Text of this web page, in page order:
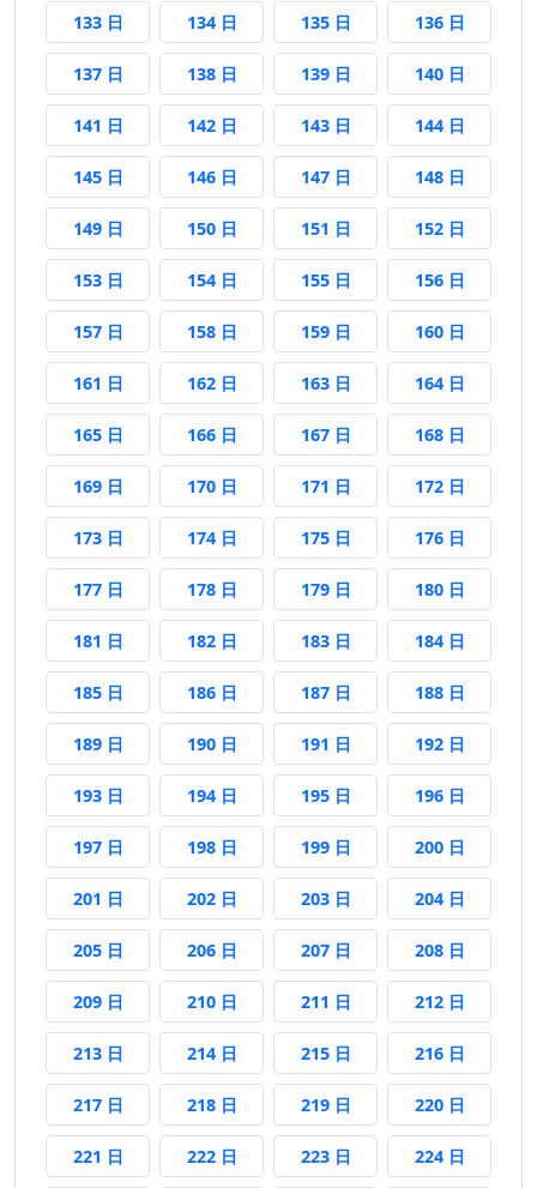
133 日133 日後134 日134 日後135 日135 日後136 日136 日後
137 日137 日後138 日138 日後139 日139 日後140 日140 日後
141 日141 日後142 日142 日後143 日143 日後144 日144 日後
145 日145 日後146 日146 日後147 日147 日後148 日148 日後
149 日149 日後150 日150 日後151 日151 日後152 日152 日後
153 日153 日後154 日154 日後155 日155 日後156 日156 日後
157 日157 日後158 日158 日後159 日159 日後160 日160 日後
161 日161 日後162 日162 日後163 日163 日後164 日164 日後
165 日165 日後166 日166 日後167 日167 日後168 日168 日後
169 日169 日後170 日170 日後171 日171 日後172 日172 日後
173 日173 日後174 日174 日後175 日175 日後176 日176 日後
177 日177 日後178 日178 日後179 日179 日後180 日180 日後
181 日181 日後182 日182 日後183 日183 日後184 日184 日後
185 日185 日後186 日186 日後187 日187 日後188 日188 日後
189 日189 日後190 日190 日後191 日191 日後192 日192 日後
193 日193 日後194 日194 日後195 日195 日後196 日196 日後
197 日197 日後198 日198 日後199 日199 日後200 日200 日後
201 日201 日後202 日202 日後203 日203 日後204 日204 日後
205 日205 日後206 日206 日後207 日207 日後208 日208 日後
209 日209 日後210 日210 日後211 日211 日後212 日212 日後
213 日213 日後214 日214 日後215 日215 日後216 日216 日後
217 日217 日後218 日218 日後219 日219 日後220 日220 日後
221 日221 日後222 日222 日後223 日223 日後224 日224 日後